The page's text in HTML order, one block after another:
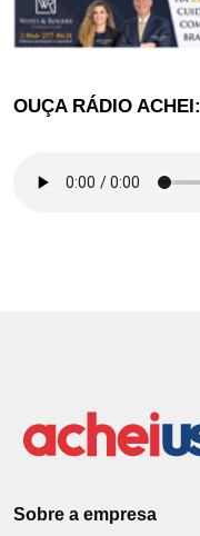
OUÇA RÁDIO ACHEI:
Sobre a empresa